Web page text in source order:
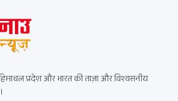
प्रदेश और भारत की ताज़ा और विश्वसनीय